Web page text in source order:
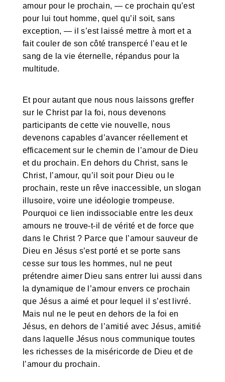
amour pour le prochain, — ce prochain qu’est
pour lui tout homme, quel qu’il soit, sans
exception, — il s’est laissé mettre à mort et a
fait couler de son côté transpercé l’eau et le
sang de la vie éternelle, répandus pour la
multitude.
Et pour autant que nous nous laissons greffer
sur le Christ par la foi, nous devenons
participants de cette vie nouvelle, nous
devenons capables d’avancer réellement et
efficacement sur le chemin de l’amour de Dieu
et du prochain. En dehors du Christ, sans le
Christ, l’amour, qu’il soit pour Dieu ou le
prochain, reste un rêve inaccessible, un slogan
illusoire, voire une idéologie trompeuse.
Pourquoi ce lien indissociable entre les deux
amours ne trouve-t-il de vérité et de force que
dans le Christ ? Parce que l’amour sauveur de
Dieu en Jésus s’est porté et se porte sans
cesse sur tous les hommes, nul ne peut
prétendre aimer Dieu sans entrer lui aussi dans
la dynamique de l’amour envers ce prochain
que Jésus a aimé et pour lequel il s’est livré.
Mais nul ne le peut en dehors de la foi en
Jésus, en dehors de l’amitié avec Jésus, amitié
dans laquelle Jésus nous communique toutes
les richesses de la miséricorde de Dieu et de
l’amour du prochain.